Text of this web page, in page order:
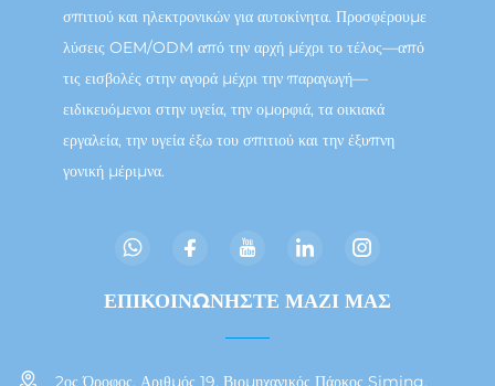
σπιτιού και ηλεκτρονικών για αυτοκίνητα. Προσφέρουμε
λύσεις OEM/ODM από την αρχή μέχρι το τέλος—από
τις εισβολές στην αγορά μέχρι την παραγωγή—
ειδικευόμενοι στην υγεία, την ομορφιά, τα οικιακά
εργαλεία, την υγεία έξω του σπιτιού και την έξυπνη
γονική μέριμνα.
ΕΠΙΚΟΙΝΩΝΗΣΤΕ ΜΑΖΙ ΜΑΣ
2ος Όροφος, Αριθμός 19, Βιομηχανικός Πάρκος Siming,